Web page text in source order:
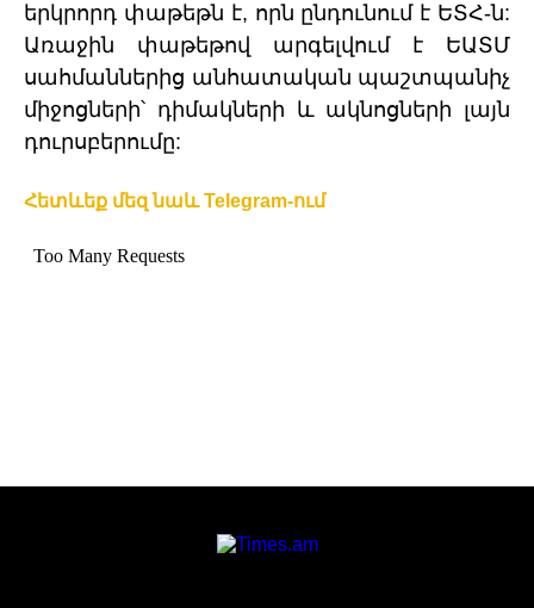
երկրորդ փաթեթն է, որն ընդունում է ԵՏՀ-ն:
Առաջին փաթեթով արգելվում է ԵԱՏՄ
սահմաններից անհատական պաշտպանիչ
միջոցների՝ դիմակների և ակնոցների լայն
դուրսբերումը:
Հետևեք մեզ նաև Telegram-ում